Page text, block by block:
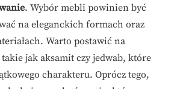
. Wybór mebli powinien być
na eleganckich formach oraz
Warto postawić na
jak aksamit czy jedwab, które
charakteru. Oprócz tego,